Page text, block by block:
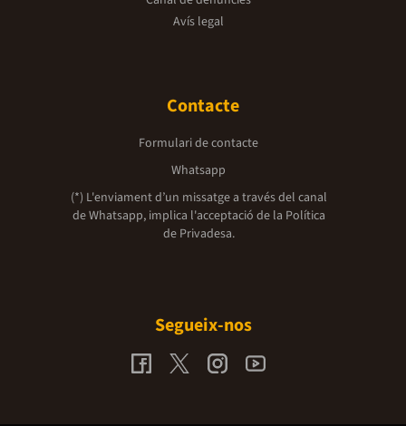
Avís legal
Contacte
Formulari de contacte
Whatsapp
(*) L'enviament d’un missatge a través del canal
de Whatsapp, implica l'acceptació de la Política
de Privadesa.
Segueix-nos